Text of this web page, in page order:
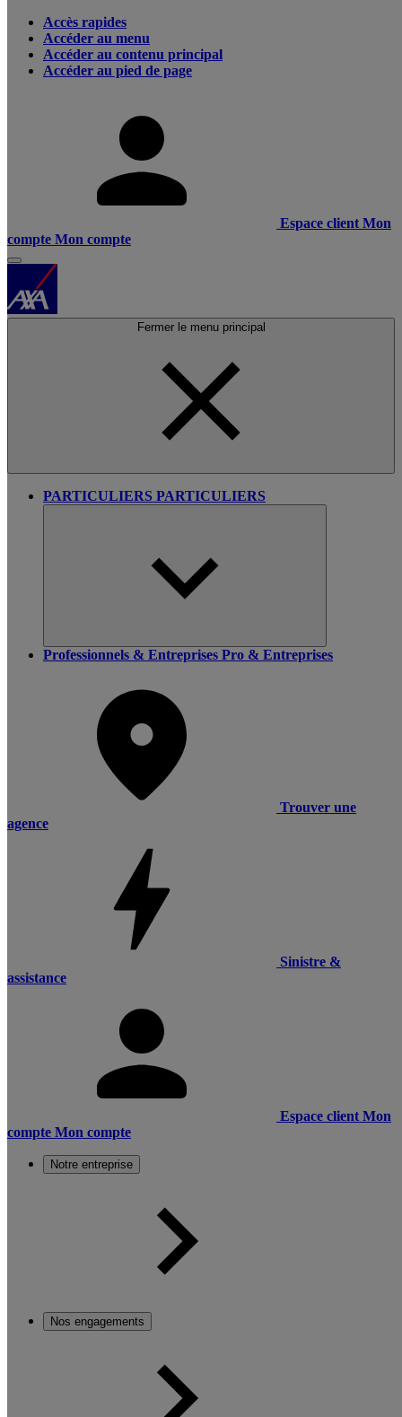
Accès rapides
Accéder au menu
Accéder au contenu principal
Accéder au pied de page
Espace client Mon
compte Mon compte
Fermer le menu principal
PARTICULIERS PARTICULIERS
Professionnels & Entreprises Pro & Entreprises
Trouver une
agence
Sinistre &
assistance
Espace client Mon
compte Mon compte
Notre entreprise
Nos engagements